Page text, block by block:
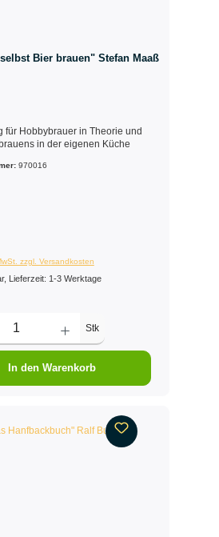
Bier brauen" Stefan Maaß
für Hobbybrauer in Theorie und
in der eigenen Küche
970016
zzgl. Versandkosten
Lieferzeit: 1-3 Werktage
Stk
In den Warenkorb